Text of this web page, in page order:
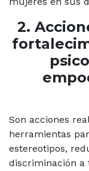
2.
Son acciones
herramientas
estereotipos,
discriminación a